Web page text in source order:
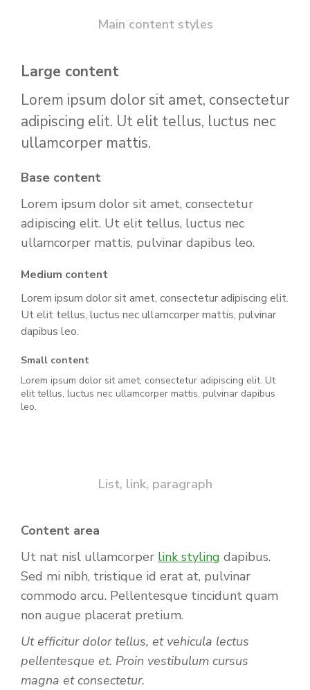
Main content styles
Large content
Lorem ipsum dolor sit amet, consectetur
adipiscing elit. Ut elit tellus, luctus nec
ullamcorper mattis.
Base content
Lorem ipsum dolor sit amet, consectetur
adipiscing elit. Ut elit tellus, luctus nec
ullamcorper mattis, pulvinar dapibus leo.
Medium content
Lorem ipsum dolor sit amet, consectetur adipiscing elit.
Ut elit tellus, luctus nec ullamcorper mattis, pulvinar
dapibus leo.
Small content
Lorem ipsum dolor sit amet, consectetur adipiscing elit. Ut
elit tellus, luctus nec ullamcorper mattis, pulvinar dapibus
leo.
List, link, paragraph
Content area
Ut nat nisl ullamcorper link styling dapibus.
Sed mi nibh, tristique id erat at, pulvinar
commodo arcu. Pellentesque tincidunt quam
non augue placerat pretium.
Ut efficitur dolor tellus, et vehicula lectus
pellentesque et. Proin vestibulum cursus
magna et consectetur.